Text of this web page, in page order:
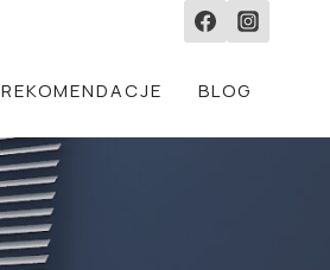
REKOMENDACJE BLOG